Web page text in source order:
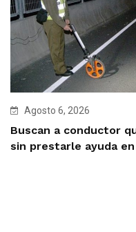
Agosto 6, 2026
Buscan a conductor
sin prestarle ayuda